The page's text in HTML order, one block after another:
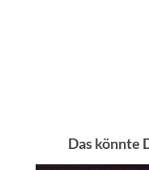
Das könnte